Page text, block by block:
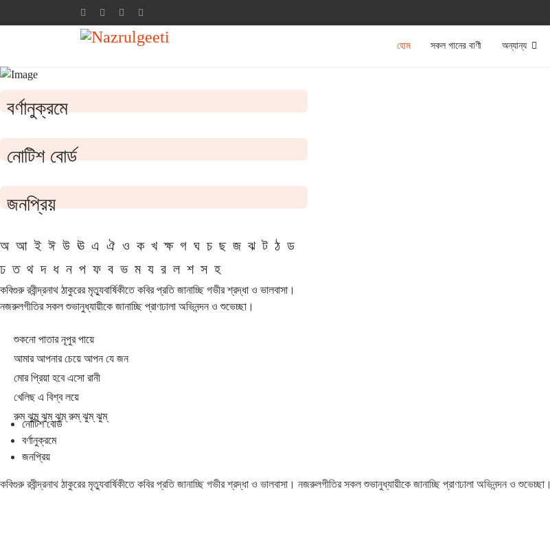
হোম সকল গানের বাণী অন্যান্য
বর্ণানুক্রমে
নোটিশ বোর্ড
জনপ্রিয়
অ আ ই ঈ উ ঊ এ ঐ ও ক খ ক্ষ গ ঘ চ ছ জ ঝ ট ঠ ড
ঢ ত থ দ ধ ন প ফ ব ভ ম য র ল শ স হ
কবিগুরু রবীন্দ্রনাথ ঠাকুরের মৃত্যুবার্ষিকীতে কবির প্রতি জানাচ্ছি গভীর শ্রদ্ধা ও ভালবাসা।
নজরুলগীতির সকল শুভানুধ্যায়ীকে জানাচ্ছি প্রাণঢালা অভিনন্দন ও শুভেচ্ছা।
শুকনো পাতার নূপুর পায়ে
আমার আপনার চেয়ে আপন যে জন
মোর প্রিয়া হবে এসো রানী
খেলিছ এ বিশ্ব লয়ে
রুম্ ঝুম্ ঝুম্ ঝুম্ রুম্ ঝুম্ ঝুম্
নোটিশ বোর্ড
বর্ণানুক্রমে
জনপ্রিয়
কবিগুরু রবীন্দ্রনাথ ঠাকুরের মৃত্যুবার্ষিকীতে কবির প্রতি জানাচ্ছি গভীর শ্রদ্ধা ও ভালবাসা। নজরুলগীতির সকল শুভানুধ্যায়ীকে জানাচ্ছি প্রাণঢালা অভিনন্দন ও শুভেচ্ছা।